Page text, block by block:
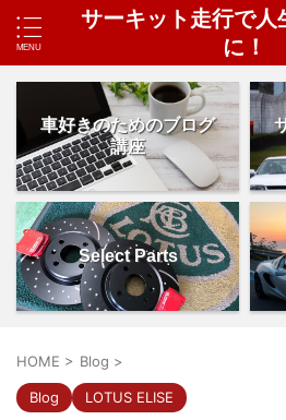
サーキット走行で人
に！
車好きのためのブログ
講座
Select Parts
HOME > Blog >
Blog LOTUS ELISE